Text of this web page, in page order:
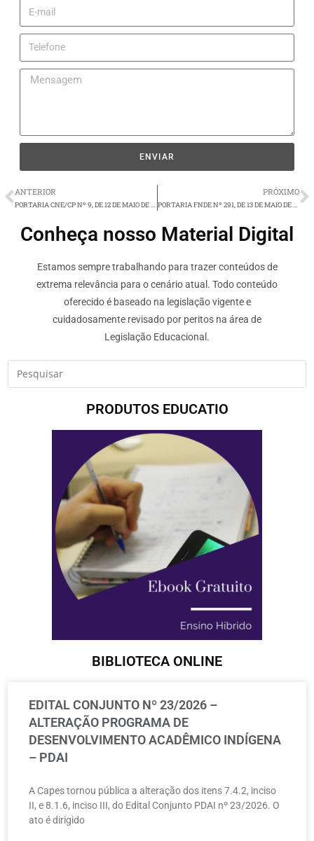
ENVIAR
ANTERIOR PRÓXIMO
Conheça nosso Material Digital
Estamos sempre trabalhando para trazer conteúdos de
extrema relevância para o cenário atual. Todo conteúdo
oferecido é baseado na legislação vigente e
cuidadosamente revisado por peritos na área de
Legislação Educacional.
PRODUTOS EDUCATIO
BIBLIOTECA ONLINE
EDITAL CONJUNTO Nº 23/2026 –
ALTERAÇÃO PROGRAMA DE
DESENVOLVIMENTO ACADÊMICO INDÍGENA
– PDAI
A Capes tornou pública a alteração dos itens 7.4.2, inciso
II, e 8.1.6, inciso III, do Edital Conjunto PDAI nº 23/2026. O
ato é dirigido